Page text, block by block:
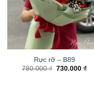
Rực rỡ – B89
780.000₫ Giá
730.000₫Giá